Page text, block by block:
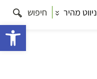
ניווט מהיר חיפוש